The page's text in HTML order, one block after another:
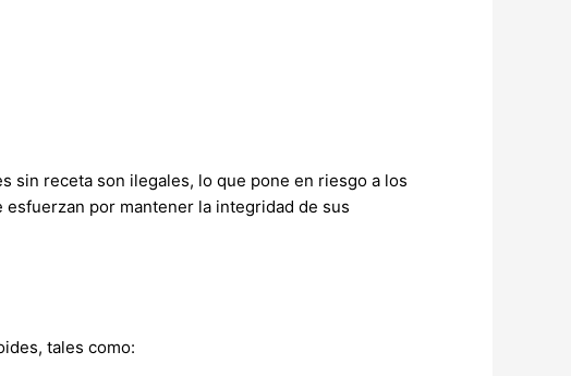
sin receta son ilegales, lo que pone en riesgo a los
por mantener la integridad de sus
tales como: